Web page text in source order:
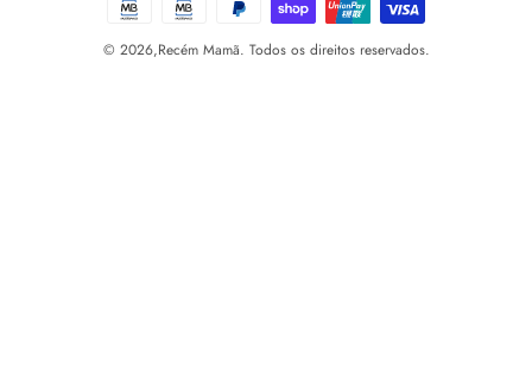
© 2026,Recém Mamã. Todos os direitos reservados.